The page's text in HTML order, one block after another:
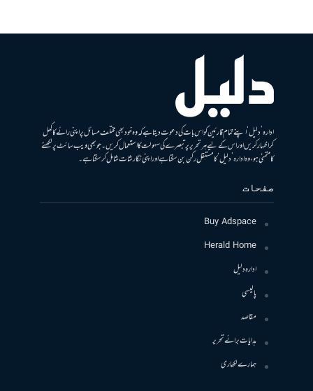
ادارہ ’دلیل‘ اپنے تمام قارئین کو اس بات کی دعوت دیتا ہے کہ وہ خود بھی مختلف مسائل پر اپنی رائے کا کھل
کر اظہار کریں اور اس کے لیے ہر تحریر پر تبصرے کی سہولت کا استعمال کریں۔ جو بھی ویب سائٹ پر لکھنے
کا متمنی ہو، وہ ادارہ ’دلیل‘ کا مستقل رکن بن سکتا ہے اور اپنی نگارشات شامل کرسکتا ہے۔
صفحات
Buy Adspace
Herald Home
ادارہ دلیل
پالیسی
مقاصد
ہدایات برائے تحریر
ہمارے لکھاری